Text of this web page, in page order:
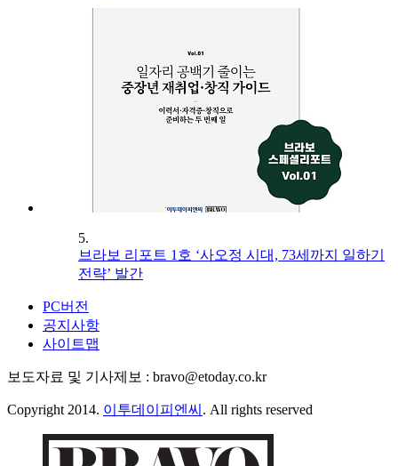
5.
브라보 리포트 1호 ‘사오정 시대, 73세까지 일하기
전략’ 발간
PC버전
공지사항
사이트맵
보도자료 및 기사제보 : bravo@etoday.co.kr
Copyright 2014. 이투데이피엔씨 . All rights reserved